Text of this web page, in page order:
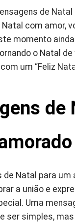
de Natal
com amor,
momento
o Natal
um “Feliz
de
de Natal para um
a união e
Uma
ser simples,